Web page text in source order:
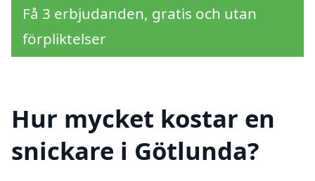
Få 3 erbjudanden, gratis och utan
förpliktelser
Hur mycket kostar en
snickare i Götlunda?